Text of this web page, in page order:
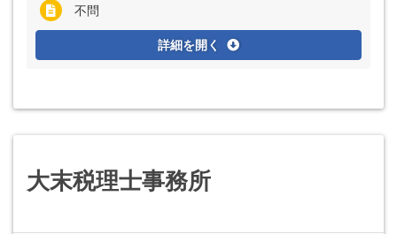
不問
詳細を開く
大末税理士事務所